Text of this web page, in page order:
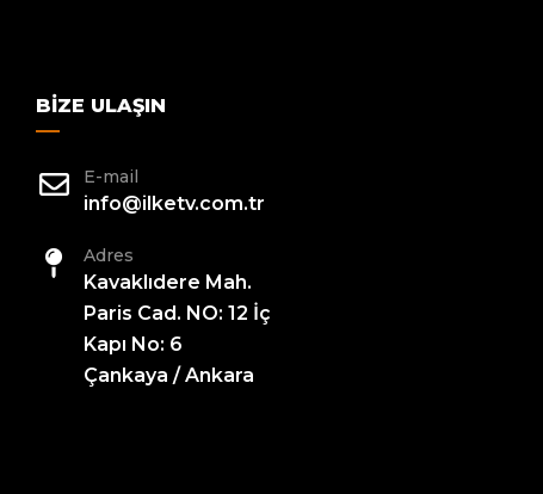
BIZE ULAŞIN
E-mail
info@ilketv.com.tr
Adres
Kavaklıdere Mah.
Paris Cad. NO: 12 İç
Kapı No: 6
Çankaya / Ankara